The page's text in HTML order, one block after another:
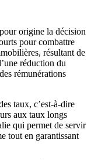
origine la décision
pour combattre
résultant de
réduction du
rémunérations
taux, c’est-à-dire
aux taux longs
qui permet de servir
tout en garantissant